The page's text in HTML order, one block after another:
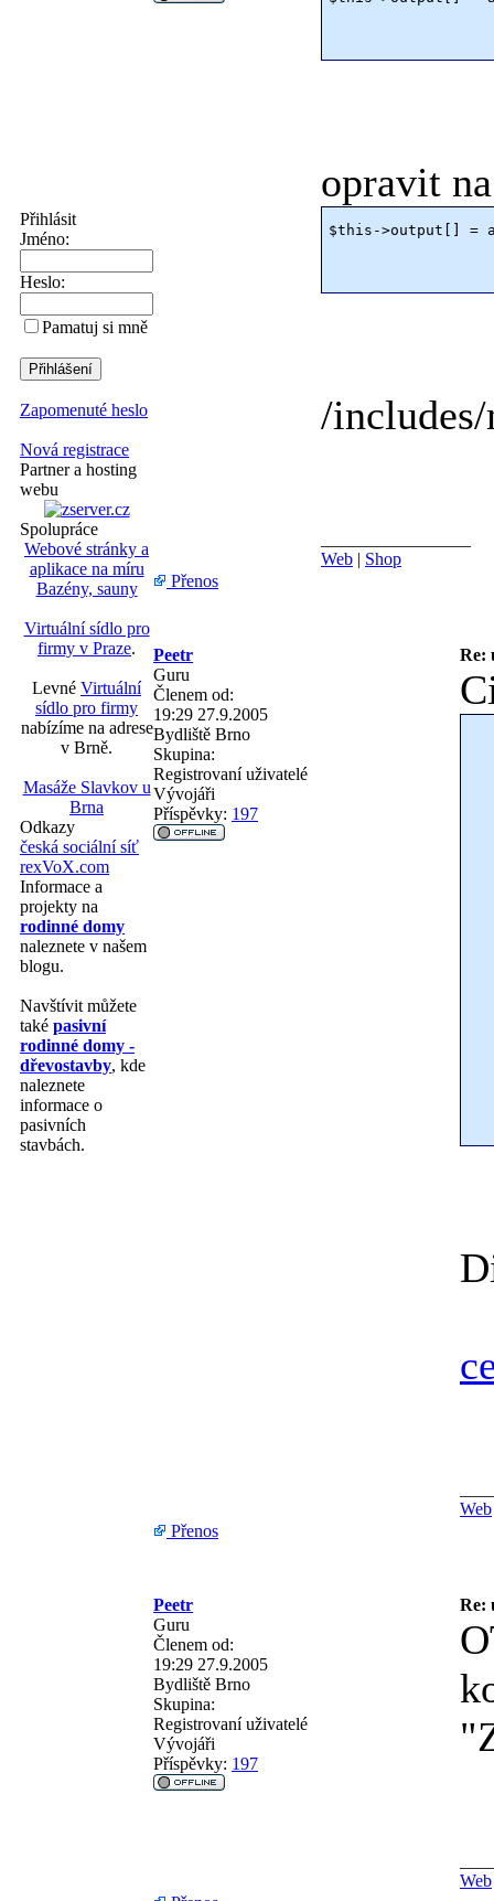
Přihlásit
Jméno:
Heslo:
Pamatuj si mně
Zapomenuté heslo
Nová registrace
Partner a hosting
webu
Spolupráce
Webové stránky a
aplikace na míru
Bazény, sauny
Virtuální sídlo pro
firmy v Praze.
Levné Virtuální
sídlo pro firmy
nabízíme na adrese
v Brně.
Masáže Slavkov u
Brna
Odkazy
česká sociální síť
rexVoX.com
Informace a
projekty na
rodinné domy
naleznete v našem
blogu.
Navštívit můžete
také pasivní
rodinné domy -
dřevostavby, kde
naleznete
informace o
pasivních
stavbách.
opravit
$this->output[]
/
Web | Shop
Přenos
Peetr
Re:
Guru
Členem od:
19:29 27.9.2005
Bydliště Brno
Skupina:
Registrovaní uživatelé
Vývojáři
Příspěvky: 197
Web
Přenos
Peetr
Re:
Guru
Členem od:
19:29 27.9.2005
Bydliště Brno
Skupina:
Registrovaní uživatelé
Vývojáři
Příspěvky: 197
Web